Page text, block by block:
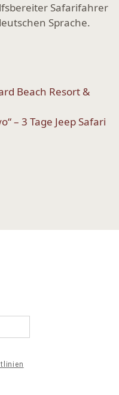
Safarifahrer
Sprache.
Beach Resort &
– 3 Tage Jeep Safari